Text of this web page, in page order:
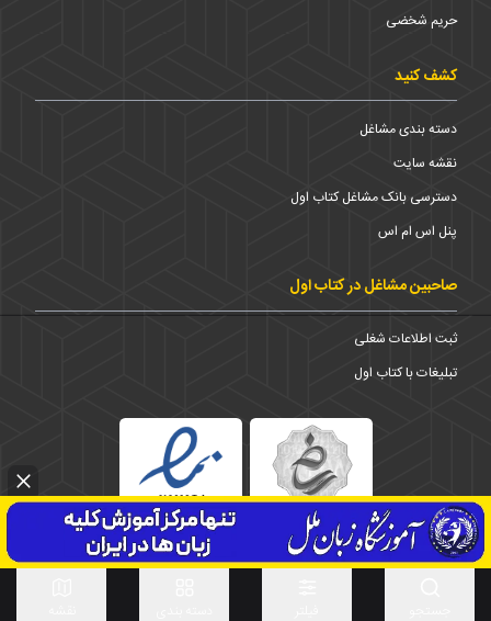
حریم شخضی
کشف کنید
دسته بندی مشاغل
نقشه سایت
دسترسی بانک مشاغل کتاب اول
پنل اس ام اس
صاحبین مشاغل در کتاب اول
ثبت اطلاعات شغلی
تبلیغات با کتاب اول